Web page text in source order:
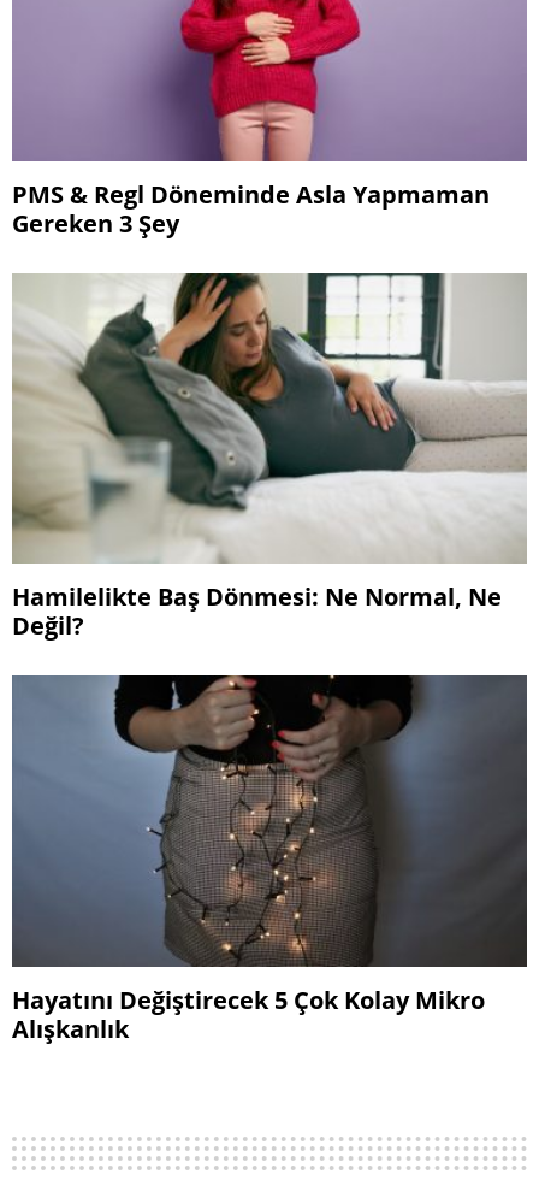
PMS & Regl Döneminde Asla Yapmaman
Gereken 3 Şey
Hamilelikte Baş Dönmesi: Ne Normal, Ne
Değil?
Hayatını Değiştirecek 5 Çok Kolay Mikro
Alışkanlık